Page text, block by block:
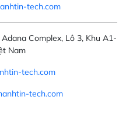
tech.com
Adana Complex, Lô 3, Khu A1-
Nam
tech.com
tech.com